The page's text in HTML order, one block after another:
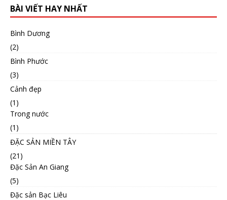
BÀI VIẾT HAY NHẤT
Bình Dương
(2)
Bình Phước
(3)
Cảnh đẹp
(1)
Trong nước
(1)
ĐẶC SẢN MIỀN TÂY
(21)
Đặc Sản An Giang
(5)
Đặc sản Bạc Liêu